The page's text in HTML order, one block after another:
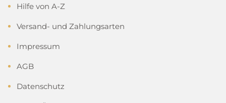
Hilfe von A-Z
Versand- und Zahlungsarten
Impressum
AGB
Datenschutz